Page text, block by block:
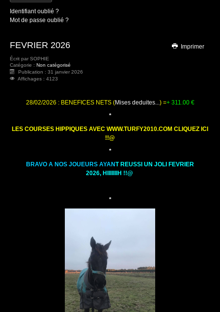
Identifiant oublié ?
Mot de passe oublié ?
Imprimer
FEVRIER 2026
Écrit par SOPHIE
Catégorie : Non catégorisé
Publication : 31 janvier 2026
Affichages : 4123
28/02/2026 : BENEFICES NETS (Mises deduites...) =+ 311.00€
*
LES COURSES HIPPIQUES AVEC WWW.TURFY2010.COM CLIQUEZ ICI
!!@
*
BRAVO A NOS JOUEURS AYANT REUSSI UN JOLI FEVRIER
2026, HIIIIIIIH !!@
*